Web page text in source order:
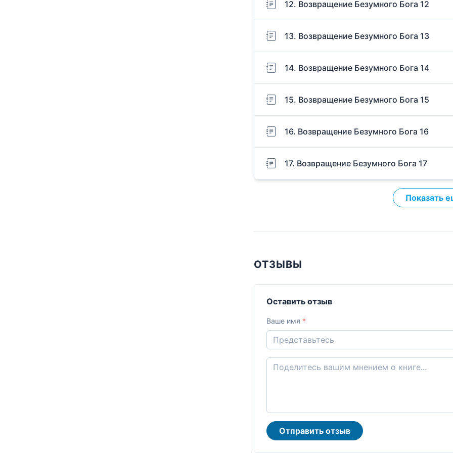
12. Возвращение Безумного Бога 12
13. Возвращение Безумного Бога 13
14. Возвращение Безумного Бога 14
15. Возвращение Безумного Бога 15
16. Возвращение Безумного Бога 16
17. Возвращение Безумного Бога 17
Показать
ОТЗЫВЫ
Оставить отзыв
Ваше имя *
Отправить отзыв